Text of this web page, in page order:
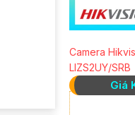
Camera
LIZS2UY/SRB
Giá